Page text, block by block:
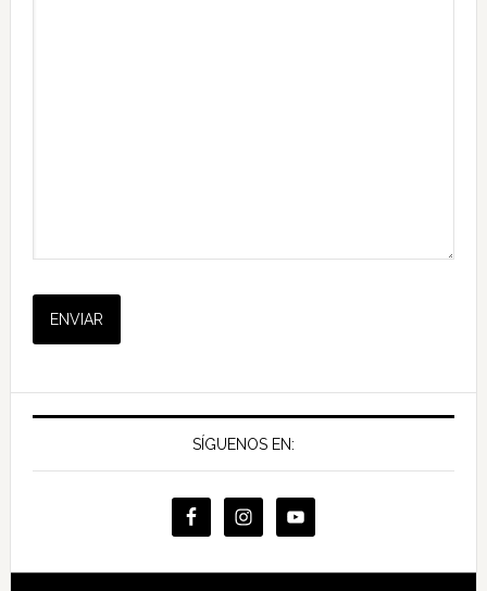
SÍGUENOS EN: